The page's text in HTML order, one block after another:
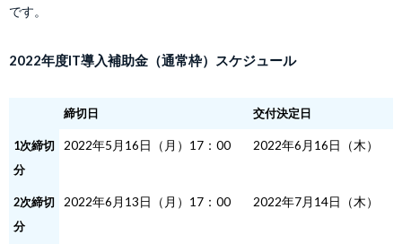
です。
2022年度IT導入補助金（通常枠）スケジュール
締切日 交付決定日
1次締切
分
2022年5月16日（月）17：00 2022年6月16日（木）
2次締切
分
2022年6月13日（月）17：00 2022年7月14日（木）